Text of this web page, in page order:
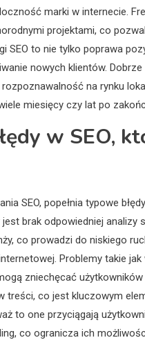
marki w internecie.
projektami, co
SEO to nie tylko poprawa
nowych klientów.
na rynku
miesięcy czy lat po
w SEO,
SEO, popełnia typowe
brak odpowiedniej analizy
co prowadzi do niskiego
Problemy takie jak
zniechęcać
treści, co jest kluczowym
to one przyciągają
co ogranicza ich